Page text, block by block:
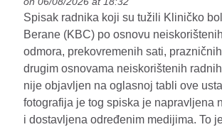
Spisak radnika koji su tužili Kliničko
Berane (KBC) po osnovu
odmora, prekovremenih sati,
drugim osnovama neiskorištenih
nije objavljen na oglasnoj tabli ove
fotografija je tog spiska je napravljena
i dostavljena određenim medijima. To